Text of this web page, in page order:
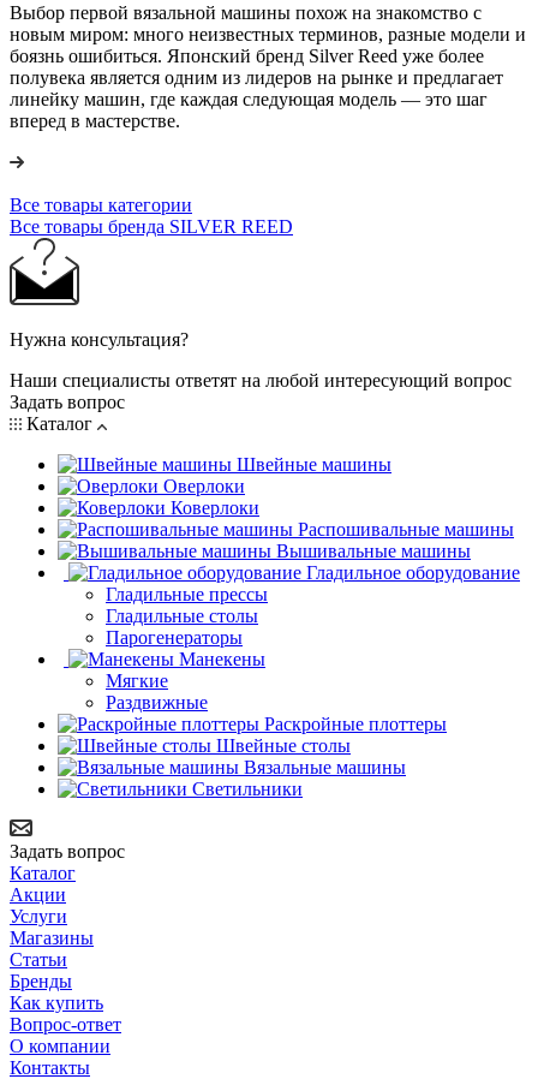
Выбор первой вязальной машины похож на знакомство с
новым миром: много неизвестных терминов, разные модели и
боязнь ошибиться. Японский бренд Silver Reed уже более
полувека является одним из лидеров на рынке и предлагает
линейку машин, где каждая следующая модель — это шаг
вперед в мастерстве.
Все товары категории
Все товары бренда SILVER REED
Нужна консультация?
Наши специалисты ответят на любой интересующий вопрос
Задать вопрос
Каталог
Швейные машины
Оверлоки
Коверлоки
Распошивальные машины
Вышивальные машины
Гладильное оборудование
Гладильные прессы
Гладильные столы
Парогенераторы
Манекены
Мягкие
Раздвижные
Раскройные плоттеры
Швейные столы
Вязальные машины
Светильники
Задать вопрос
Каталог
Акции
Услуги
Магазины
Статьи
Бренды
Как купить
Вопрос-ответ
О компании
Контакты